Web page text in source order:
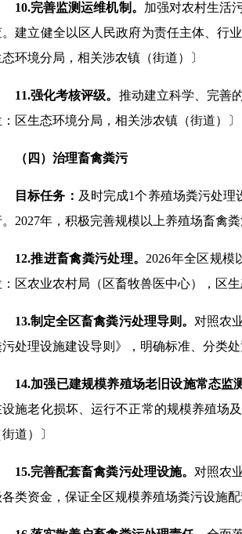
10.完善监测运维机制。 加强对农村生活
。建立健全以区人民政府为责任主体、行
环境分局，相关涉农镇（街道）〕
11.强化考核评级。 推动建立科学、完善
区生态环境分局，相关涉农镇（街道）〕
（四）治理畜禽粪污
目标任务： 及时完成1个养殖场粪污处
。2027年，积极完善规模以上养殖场畜禽
12.推进畜禽粪污处理。 2026年全区规模
：区农业农村局（区畜牧兽医中心），区
13.制定全区畜禽粪污处理导则。 对照农
污处理设施建设导则》，明确标准、分类
14.加强已建规模养殖场老旧设施常态监
设施老化损坏、运行不正常的规模养殖场
街道）〕
15.完善配套畜禽粪污处理设施。 对照农
各类资金，保证全区规模养殖场粪污设施